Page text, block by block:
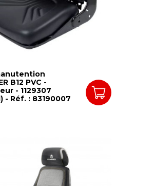
B12 PVC -
- 1129307
- Réf. : 83190007